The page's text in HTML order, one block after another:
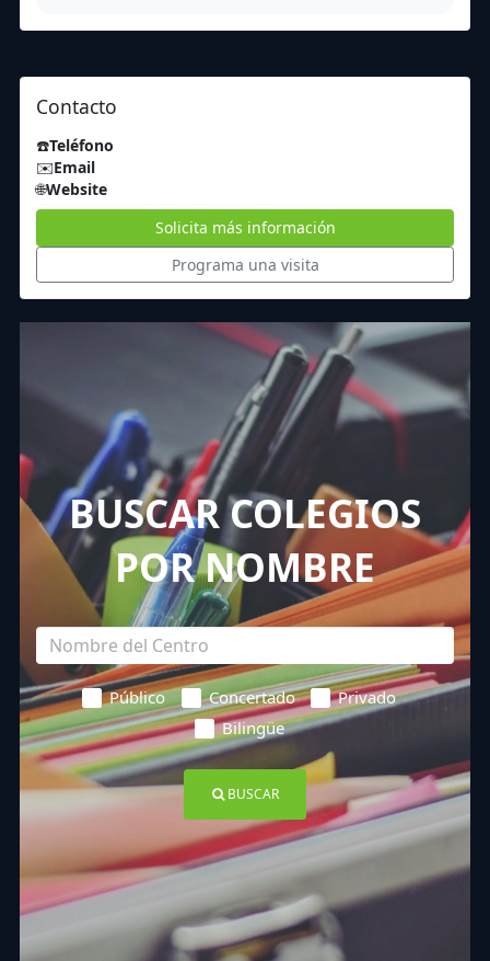
Contacto
☎️Teléfono
✉️Email
🌐Website
Solicita más información
Programa una visita
BUSCAR COLEGIOS
POR NOMBRE
Público Concertado
Privado
Bilingüe
BUSCAR